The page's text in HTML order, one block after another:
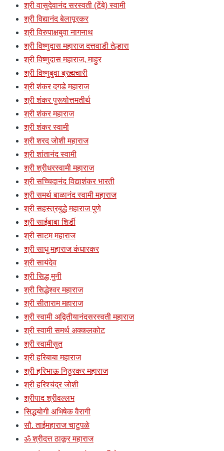
श्री वासुदेवानंद सरस्वती (टेंबे) स्वामी
श्री विद्यानंद बेलापूरकर
श्री विरुपाक्षबुवा नागनाथ
श्री विष्णुदास महाराज दत्तवाडी तेल्हारा
श्री विष्णुदास महाराज, माहुर
श्री विष्णुबुवा ब्रह्मचारी
श्री शंकर दगडे महाराज
श्री शंकर पुरूषोत्तमतीर्थ
श्री शंकर महाराज
श्री शंकर स्वामी
श्री शरद जोशी महाराज
श्री शांतानंद स्वामी
श्री श्रीधरस्वामी महाराज
श्री सच्चिदानंद विद्याशंकर भारती
श्री समर्थ बाळानंद स्वामी महाराज
श्री सहस्त्रबुद्धे महाराज पुणे
श्री साईबाबा शिर्डी
श्री साटम महाराज
श्री साधु महाराज कंधारकर
श्री सायंदेव
श्री सिद्ध मुनी
श्री सिद्धेश्वर महाराज
श्री सीताराम महाराज
श्री स्वामी अद्वितीयानंदसरस्वती महाराज
श्री स्वामी समर्थ अक्कलकोट
श्री स्वामीसुत
श्री हरिबाबा महाराज
श्री हरिभाऊ निठुरकर महाराज
श्री हरिश्चंद्र जोशी
श्रीपाद श्रीवल्लभ
सिद्धयोगी अभिषेक वैरागी
सौ. ताईमहाराज चाटुपळे
ॐ श्रीदत्त ठाकूर महाराज